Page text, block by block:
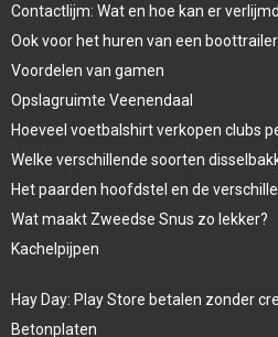
Contactlijm: Wat en hoe kan er
Ook voor het huren van een
Voordelen van gamen
Opslagruimte Veenendaal
Hoeveel voetbalshirt verkopen clubs
Welke verschillende soorten
Het paarden hoofdstel en de
Wat maakt Zweedse Snus zo lekker?
Kachelpijpen
Hay Day: Play Store betalen zonder
Betonplaten